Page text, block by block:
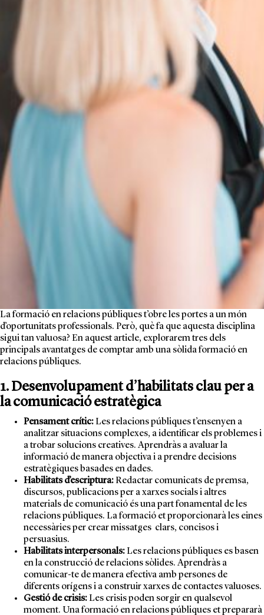
La formació en relacions públiques t’obre les portes a un món
d’oportunitats professionals. Però, què fa que aquesta disciplina
sigui tan valuosa? En aquest article, explorarem tres dels
principals avantatges de comptar amb una sòlida formació en
relacions públiques.
1. Desenvolupament d’habilitats clau per a
la comunicació estratègica
Pensament crític:Les relacions públiques t’ensenyen a
analitzar situacions complexes, a identificar els problemes i
a trobar solucions creatives. Aprendràs a avaluar la
informació de manera objectiva i a prendre decisions
estratègiques basades en dades.
Habilitats d’escriptura:Redactar comunicats de premsa,
discursos, publicacions per a xarxes socials i altres
materials de comunicació és una part fonamental de les
relacions públiques. La formació et proporcionarà les eines
necessàries per crear missatges clars, concisos i
persuasius.
Habilitats interpersonals:Les relacions públiques es basen
en la construcció de relacions sòlides. Aprendràs a
comunicar-te de manera efectiva amb persones de
diferents orígens i a construir xarxes de contactes valuoses.
Gestió de crisis:Les crisis poden sorgir en qualsevol
moment. Una formació en relacions públiques et prepararà